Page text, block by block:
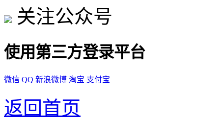
关注公众号
使用第三方登录平台
微信 QQ 新浪微博 淘宝 支付宝
返回首页